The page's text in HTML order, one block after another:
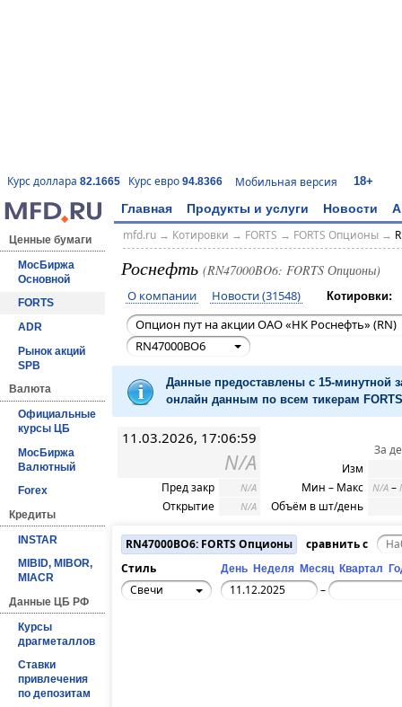
Курс доллара 82.1665 Курс евро 94.8366 Мобильная версия 18+
Главная Продукты и услуги Новости
Ценные бумаги
МосБиржа
Основной
FORTS
ADR
Рынок акций
SPB
Валюта
Официальные
курсы ЦБ
МосБиржа
Валютный
Forex
Кредиты
INSTAR
MIBID, MIBOR,
MIACR
Данные ЦБ РФ
Курсы
драгметаллов
Ставки
привлечения
по депозитам
mfd.ru→ Котировки → FORTS → FORTS Опционы→
Роснефть (RN47000BO6: FORTS Опционы)
О компании Новости (31548) Котировки:
Опцион пут на акции ОАО «НК Роснефть» (RN)
RN47000BO6
Данные предоставлены с 15-минутной
онлайн данным по всем тикерам
11.03.2026, 17:06:59
N/A
Пред закр N/A
Открытие N/A
За
Изм
Мин – Макс
N/A –
Объём в шт/день
RN47000BO6: FORTS Опционы
сравнить с
Стиль
День Неделя Месяц Квартал
Свечи –